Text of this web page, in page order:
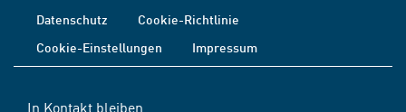
Datenschutz
Cookie-Richtlinie
Cookie-Einstellungen
Impressum
In Kontakt bleiben